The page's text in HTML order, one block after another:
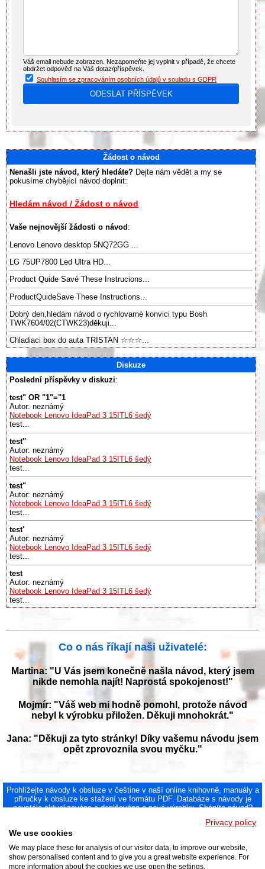
Váš email nebude zobrazen. Nezapomeňte jej vyplnit v případě, že chcete
obdržet odpověď na Váš dotaz/příspěvek.
Souhlasím se zpracováním osobních údajů v souladu s GDPR
Žádost o návod
Nenašli jste návod, který hledáte? Dejte nám vědět a my se
pokusíme chybějící návod doplnit:
Hledám návod / Žádost o návod
Vaše nejnovější žádosti o návod :
Lenovo Lenovo desktop 5NQ72GG ...
LG 75UP7800 Led Ultra HD...
Product Quide Savé These Instrucions...
ProductQuideSave These Instructions...
Dobrý den,hledám návod o rychlovarné konvici typu Bosh
TWK7604/02(CTWK23)děkuji...
Chladiaci box do auta TRISTAN ☆☆☆...
Diskuze
Poslední příspěvky v diskuzi:
test" OR "1"="1
Autor: neznámý
Notebook Lenovo IdeaPad 3 15ITL6 šedý
test...
test''
Autor: neznámý
Notebook Lenovo IdeaPad 3 15ITL6 šedý
test...
test"
Autor: neznámý
Notebook Lenovo IdeaPad 3 15ITL6 šedý
test...
test'
Autor: neznámý
Notebook Lenovo IdeaPad 3 15ITL6 šedý
test...
test
Autor: neznámý
Notebook Lenovo IdeaPad 3 15ITL6 šedý
test...
Co o nás říkají naši uživatelé:
Martina: "U Vás jsem konečně našla návod, který jsem
nikde nemohla najít! Naprostá spokojenost!"
Mojmír: "Váš web mi hodně pomohl, protože návod
nebyl k výrobku přiložen. Děkuji mnohokrát."
Jana: "Děkuji za tyto stránky! Díky vašemu návodu jsem
opět zprovoznila svou myčku."
Prohlížejte návody k obsluze v češtine v naší online knihovně, manuály a
příručky k obsluze ke stažení ve formátu PDF. Databáze s návody je
neustále aktualizována a doplňována o nové výrobky. Sháníte návod?
Jak přeložit PDF do češtiny|Kontakt |
Privacy policy
We use cookies
We may place these for analysis of our visitor data, to improve our website,
show personalised content and to give you a great website experience. For
more information about the cookies we use open the settings.